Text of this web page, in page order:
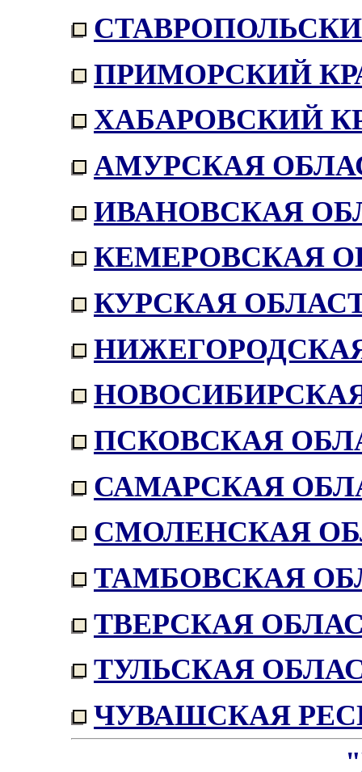
ПРИМОРСКИЙ
ХАБАРОВСКИЙ
АМУРСКАЯ
ИВАНОВСКАЯ
КЕМЕРОВСКАЯ
КУРСКАЯ
ПСКОВСКАЯ
САМАРСКАЯ
СМОЛЕНСКАЯ
ТАМБОВСКАЯ
ТВЕРСКАЯ
ТУЛЬСКАЯ
ЧУВАШСКАЯ